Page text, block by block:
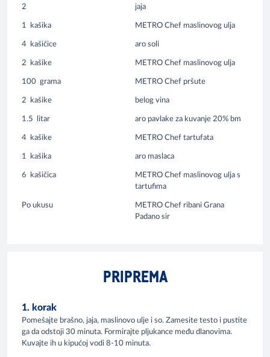
2 jaja
1 kašika METRO Chef maslinovog ulja
4 kašičice aro soli
2 kašike METRO Chef maslinovog ulja
100 grama METRO Chef pršute
2 kašike belog vina
1.5 litar aro pavlake za kuvanje 20% bm
4 kašike METRO Chef tartufata
1 kašika aro maslaca
6 kašičica
METRO Chef maslinovog ulja s
tartufima
Po ukusu
METRO Chef ribani Grana
Padano sir
PRIPREMA
1. korak
Pomešajte brašno, jaja, maslinovo ulje i so. Zamesite testo i pustite
ga da odstoji 30 minuta. Formirajte pljukance među dlanovima.
Kuvajte ih u kipućoj vodi 8-10 minuta.